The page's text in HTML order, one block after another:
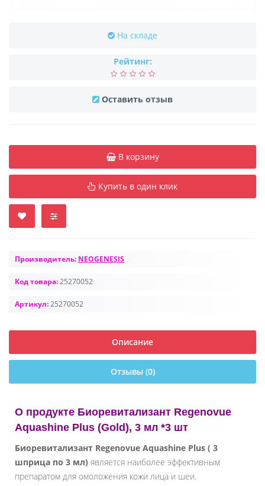
На складе
Рейтинг:
Оставить отзыв
В корзину
Купить в один клик
Производитель: NEOGENESIS
Код товара:25270052
Артикул:25270052
Описание
Отзывы (0)
О продукте Биоревитализант Regenovue
Aquashine Plus (Gold), 3 мл *3 шт
Биоревитализант Regenovue Aquashine Plus ( 3
шприца по 3 мл) является наиболее эффективным
препаратом для омоложения кожи лица и шеи.